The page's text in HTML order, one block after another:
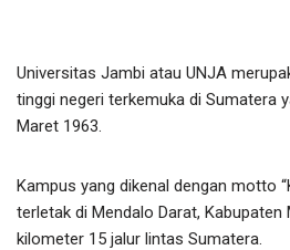
Universitas Jambi atau UNJA
tinggi negeri terkemuka di Sumatera
Maret 1963.
Kampus yang dikenal dengan motto
terletak di Mendalo Darat,
kilometer 15 jalur lintas Sumatera.